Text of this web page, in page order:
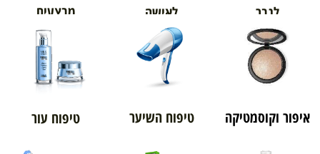
לגבר לאישה מבצעים
איפור וקוסמטיקה טיפוח השיער טיפוח עור